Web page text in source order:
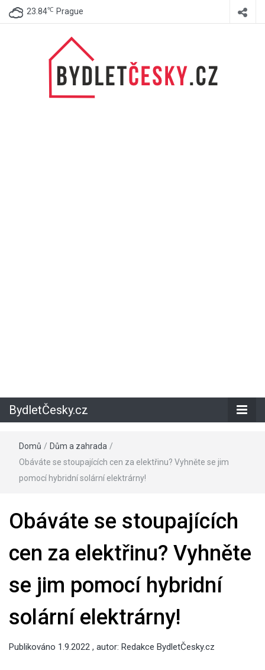
23.84℃ Prague
BydletČesky.cz
Domů / Dům a zahrada /
Obáváte se stoupajících cen za elektřinu? Vyhněte se jim
pomocí hybridní solární elektrárny!
Obáváte se stoupajících
cen za elektřinu? Vyhněte
se jim pomocí hybridní
solární elektrárny!
Publikováno 1.9.2022 , autor: Redakce BydletČesky.cz